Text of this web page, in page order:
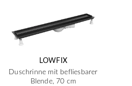
LOWFIX
Duschrinne mit befliesbarer
Blende, 70 cm